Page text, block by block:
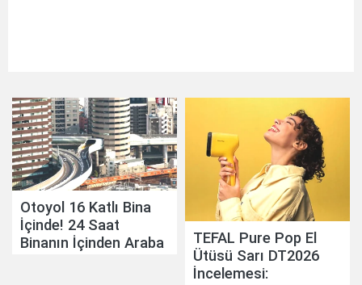
Otoyol 16 Katlı Bina
İçinde! 24 Saat
Binanın İçinden Araba
TEFAL Pure Pop El
Ütüsü Sarı DT2026
İncelemesi: